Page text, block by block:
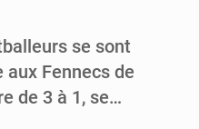
se sont
Fennecs de
de 3 à 1, se…